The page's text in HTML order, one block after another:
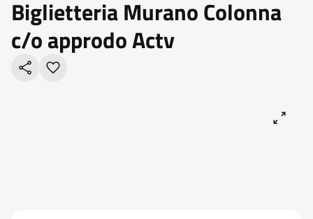
Biglietteria Murano Colonna
c/o approdo Actv